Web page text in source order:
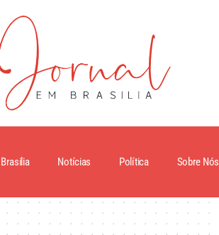
Brasilia Notícias Política Sobre Nós